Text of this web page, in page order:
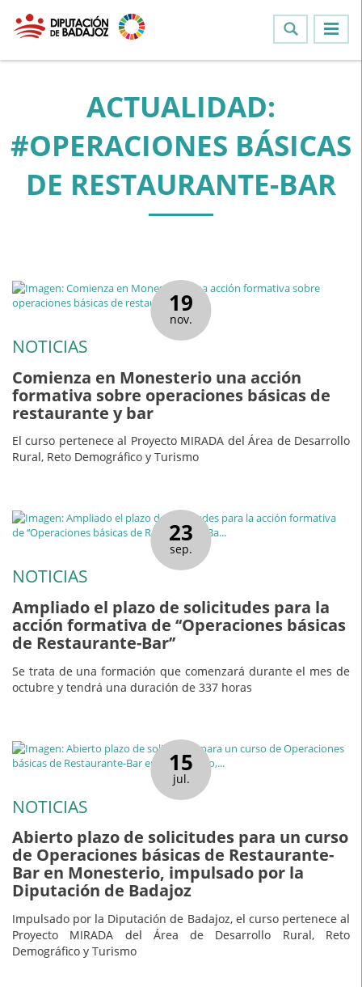
ACTUALIDAD:
#OPERACIONES BÁSICAS
DE RESTAURANTE-BAR
19
nov.
NOTICIAS
Comienza en Monesterio una acción
formativa sobre operaciones básicas de
restaurante y bar
El curso pertenece al Proyecto MIRADA del Área de Desarrollo
Rural, Reto Demográfico y Turismo
23
sep.
NOTICIAS
Ampliado el plazo de solicitudes para la
acción formativa de ‘‘Operaciones básicas
de Restaurante-Bar’’
Se trata de una formación que comenzará durante el mes de
octubre y tendrá una duración de 337 horas
15
jul.
NOTICIAS
Abierto plazo de solicitudes para un curso
de Operaciones básicas de Restaurante-
Bar en Monesterio, impulsado por la
Diputación de Badajoz
Impulsado por la Diputación de Badajoz, el curso pertenece al
Proyecto MIRADA del Área de Desarrollo Rural, Reto
Demográfico y Turismo